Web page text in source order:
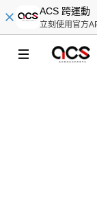
ACS 跨運動
立刻使用官方